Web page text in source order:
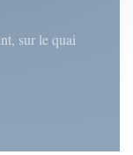
sur le quai